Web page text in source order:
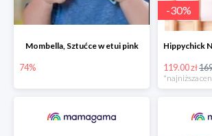
Mombella, Sztućce w etui pink
74%
-30%
119.00 zł